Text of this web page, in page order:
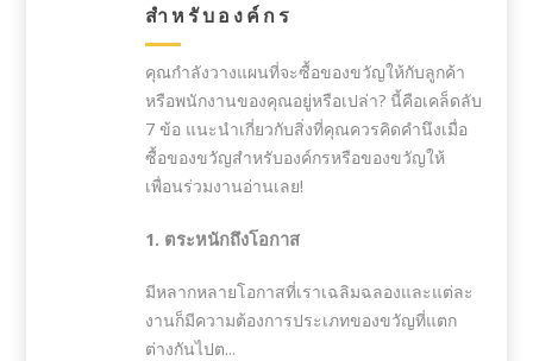
สำหรับองค์กร
คุณกำลังวางแผนที่จะซื้อของขวัญให้กับลูกค้า
หรือพนักงานของคุณอยู่หรือเปล่า? นี้คือเคล็ดลับ
7 ข้อ แนะนำเกี่ยวกับสิ่งที่คุณควรคิดคำนึงเมื่อ
ซื้อของขวัญสำหรับองค์กรหรือของขวัญให้
เพื่อนร่วมงานอ่านเลย!
1. ตระหนักถึงโอกาส
มีหลากหลายโอกาสที่เราเฉลิมฉลองและแต่ละ
งานก็มีความต้องการประเภทของขวัญที่แตก
ต่างกันไปต...